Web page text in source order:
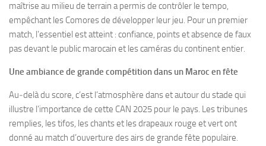
maîtrise au milieu de terrain a permis de contrôler le tempo,
empêchant les Comores de développer leur jeu. Pour un premier
match, l’essentiel est atteint : confiance, points et absence de faux
pas devant le public marocain et les caméras du continent entier.
Une ambiance de grande compétition dans un Maroc en fête
Au‑delà du score, c’est l’atmosphère dans et autour du stade qui
illustre l’importance de cette CAN 2025 pour le pays. Les tribunes
remplies, les tifos, les chants et les drapeaux rouge et vert ont
donné au match d’ouverture des airs de grande fête populaire.